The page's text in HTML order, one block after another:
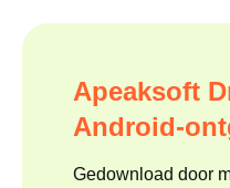
Apeaksoft
Android-
Gedownload door